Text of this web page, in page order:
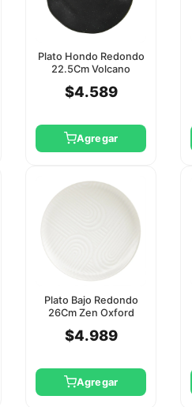
Plato Hondo Redondo
22.5Cm Volcano
$4.589
Agregar
Plato Bajo Redondo
26Cm Zen Oxford
$4.989
Agregar